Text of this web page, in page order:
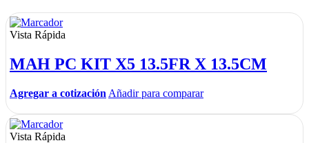
Vista Rápida
MAH PC KIT X5 13.5FR X 13.5CM
Agregar a cotización Añadir para comparar
Vista Rápida